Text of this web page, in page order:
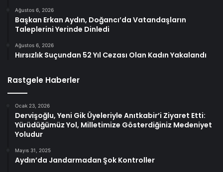
Ağustos 6, 2026
Başkan Erkan Aydın, Doğancı’da Vatandaşların
Taleplerini Yerinde Dinledi
Ağustos 6, 2026
Hırsızlık Suçundan 52 Yıl Cezası Olan Kadın Yakalandı
Rastgele Haberler
Ocak 23, 2026
Dervişoğlu, Yeni Gik Üyeleriyle Anıtkabir’i Ziyaret Etti:
Yürüdüğümüz Yol, Milletimize Gösterdiğiniz Medeniyet
Yoludur
Mayıs 31, 2025
Aydın’da Jandarmadan Şok Kontroller